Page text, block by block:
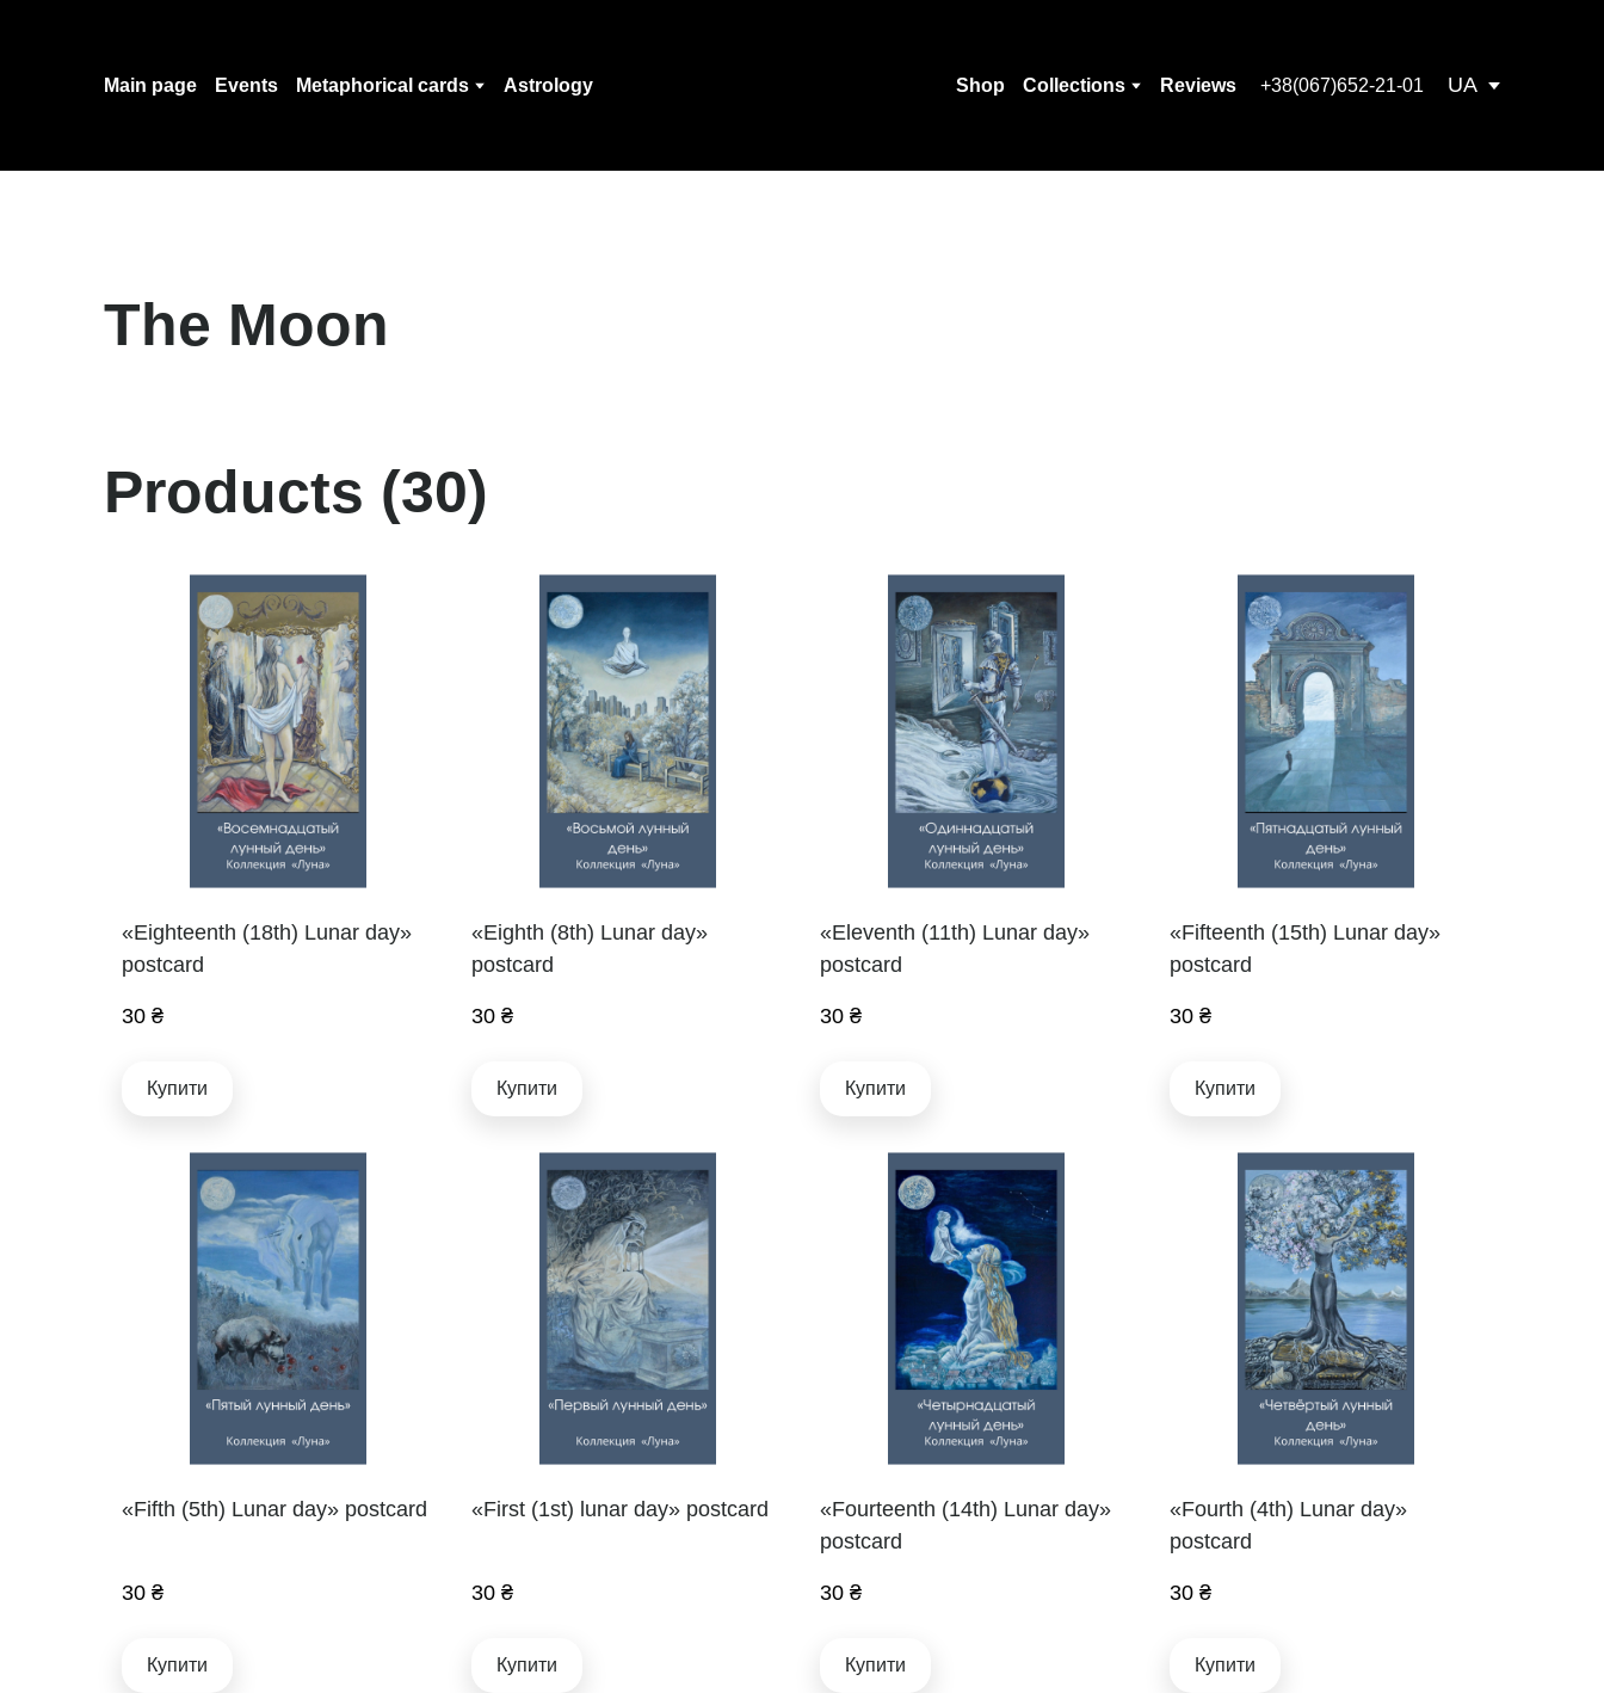
Main page Events Metaphorical cards Astrology Shop Collections Reviews +38(067)652-21-01 UA
The Moon
Products (30)
«Eighteenth (18th) Lunar day»
postcard
30 ₴
Купити
«Eighth (8th) Lunar day»
postcard
30 ₴
Купити
«Eleventh (11th) Lunar day»
postcard
30 ₴
Купити
«Fifteenth (15th) Lunar day»
postcard
30 ₴
Купити
«Fifth (5th) Lunar day» postcard
30 ₴
Купити
«First (1st) lunar day» postcard
30 ₴
Купити
«Fourteenth (14th) Lunar day»
postcard
30 ₴
Купити
«Fourth (4th) Lunar day»
postcard
30 ₴
Купити